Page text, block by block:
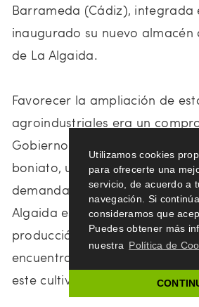
Utilizamos cookies
para ofrecerte una
servicio, de acuerdo a
navegación. Si
consideramos que
Puedes obtener más
nuestra Política de
Barrameda (Cádiz), integrada
inaugurado su nuevo
de La Algaida.
Favorecer la ampliación de
agroindustriales era un
Gobierno local, y tiene su
boniato, un tubérculo cada
demandado en Europa
Algaida es uno de los
producción de la provincia,
encuentran la mitad de las dos
este cultivo que hay en Cádiz.